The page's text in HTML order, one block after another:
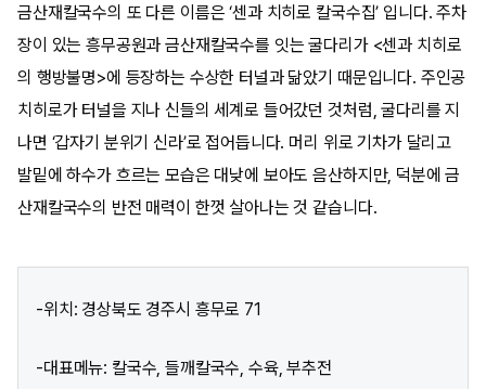
금산재칼국수의 또 다른 이름은 ‘센과 치히로 칼국수집’ 입니다. 주차
장이 있는 흥무공원과 금산재칼국수를 잇는 굴다리가 <센과 치히로
의 행방불명>에 등장하는 수상한 터널과 닮았기 때문입니다. 주인공
치히로가 터널을 지나 신들의 세계로 들어갔던 것처럼, 굴다리를 지
나면 ‘갑자기 분위기 신라’로 접어듭니다. 머리 위로 기차가 달리고
발밑에 하수가 흐르는 모습은 대낮에 보아도 음산하지만, 덕분에 금
산재칼국수의 반전 매력이 한껏 살아나는 것 같습니다.
-위치: 경상북도 경주시 흥무로 71
-대표메뉴: 칼국수, 들깨칼국수, 수육, 부추전